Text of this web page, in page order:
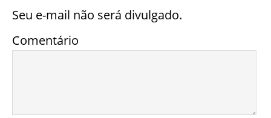
Seu e-mail não será divulgado.
Comentário